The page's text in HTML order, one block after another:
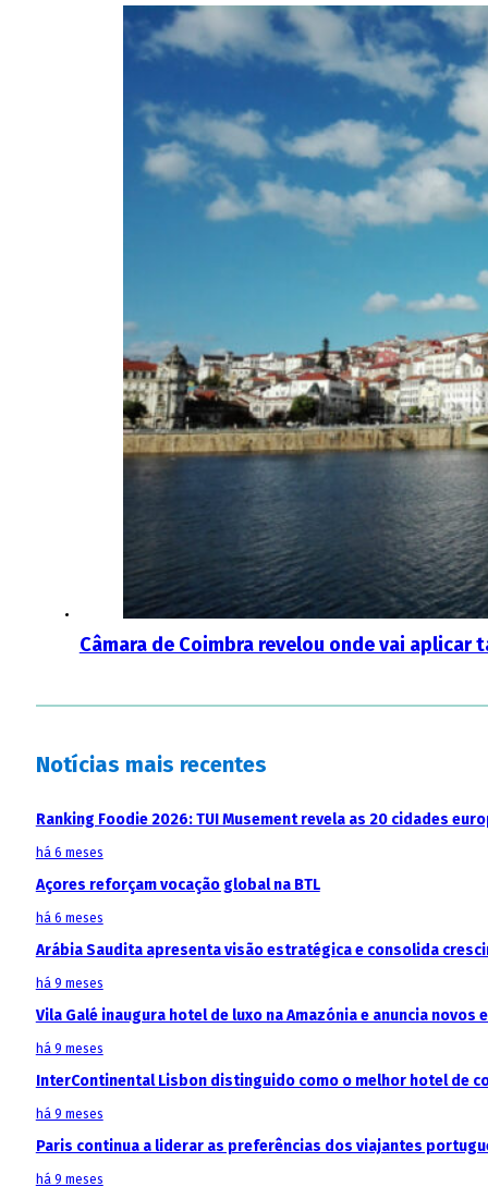
Câmara de Coimbra revelou onde vai aplicar
Notícias mais recentes
Ranking Foodie 2026: TUI Musement revela as 20 cidades
há 6 meses
Açores reforçam vocação global na BTL
há 6 meses
Arábia Saudita apresenta visão estratégica e consolida
há 9 meses
Vila Galé inaugura hotel de luxo na Amazónia e anuncia
há 9 meses
InterContinental Lisbon distinguido como o melhor hotel de
há 9 meses
Paris continua a liderar as preferências dos viajantes
há 9 meses